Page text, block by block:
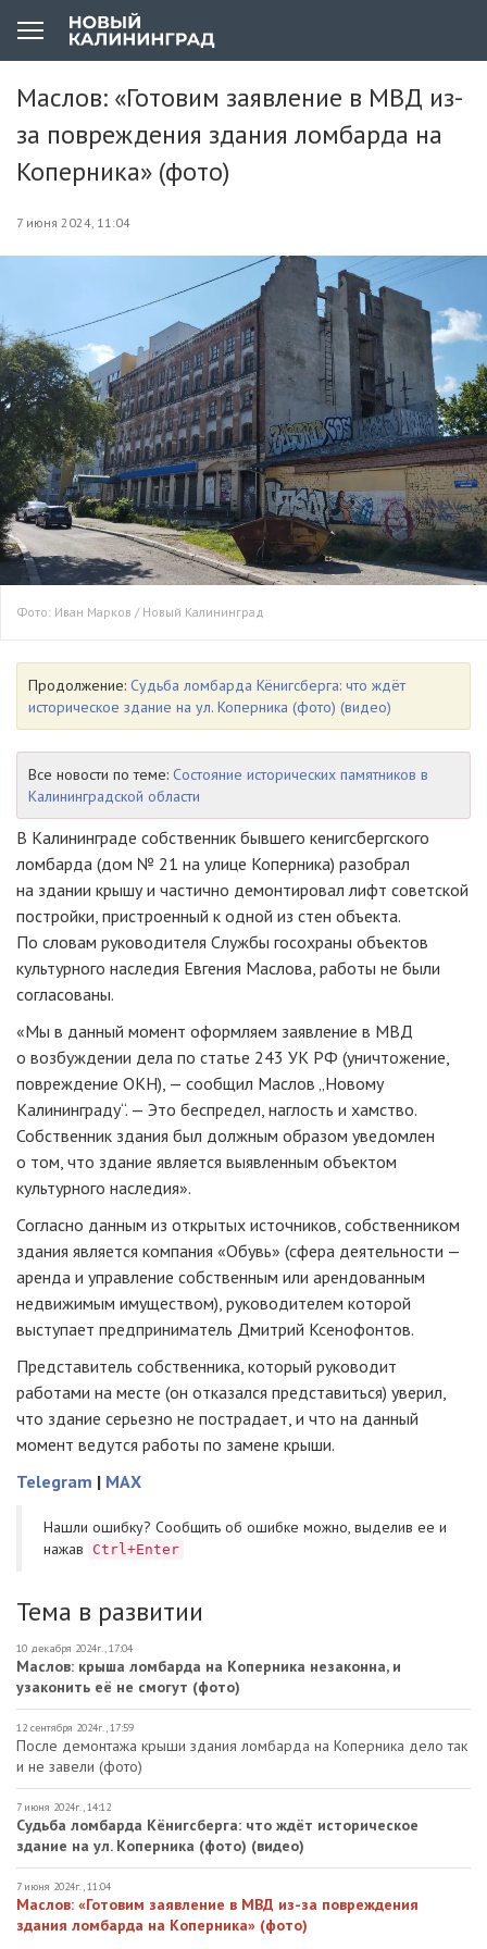
Маслов: «Готовим заявление в МВД из-
за повреждения здания ломбарда на
Коперника» (фото)
7 июня 2024, 11:04
Фото: Иван Марков / Новый Калининград
Продолжение: Судьба ломбарда Кёнигсберга: что ждёт
историческое здание на ул. Коперника (фото) (видео)
Все новости по теме: Состояние исторических памятников в
Калининградской области
В Калининграде собственник бывшего кенигсбергского
ломбарда (дом № 21 на улице Коперника) разобрал
на здании крышу и частично демонтировал лифт советской
постройки, пристроенный к одной из стен объекта.
По словам руководителя Службы госохраны объектов
культурного наследия Евгения Маслова, работы не были
согласованы.
«Мы в данный момент оформляем заявление в МВД
о возбуждении дела по статье 243 УК РФ (уничтожение,
повреждение ОКН), — сообщил Маслов „Новому
Калининграду“. — Это беспредел, наглость и хамство.
Собственник здания был должным образом уведомлен
о том, что здание является выявленным объектом
культурного наследия».
Согласно данным из открытых источников, собственником
здания является компания «Обувь» (сфера деятельности —
аренда и управление собственным или арендованным
недвижимым имуществом), руководителем которой
выступает предприниматель Дмитрий Ксенофонтов.
Представитель собственника, который руководит
работами на месте (он отказался представиться) уверил,
что здание серьезно не пострадает, и что на данный
момент ведутся работы по замене крыши.
Telegram | MAX
Нашли ошибку? Cообщить об ошибке можно, выделив ее и
нажав
Ctrl+Enter
Тема в развитии
10 декабря 2024г., 17:04
Маслов: крыша ломбарда на Коперника незаконна, и
узаконить её не смогут (фото)
12 сентября 2024г., 17:59
После демонтажа крыши здания ломбарда на Коперника дело так
и не завели (фото)
7 июня 2024г., 14:12
Судьба ломбарда Кёнигсберга: что ждёт историческое
здание на ул. Коперника (фото) (видео)
7 июня 2024г., 11:04
Маслов: «Готовим заявление в МВД из-за повреждения
здания ломбарда на Коперника» (фото)